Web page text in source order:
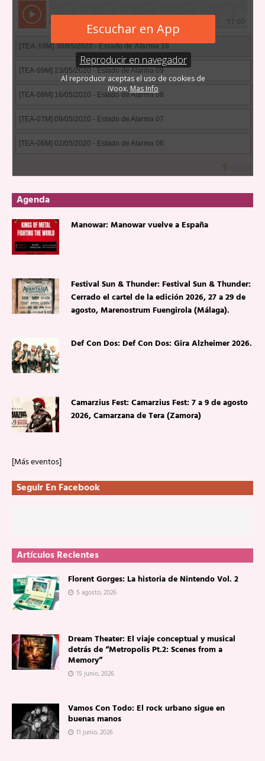
Agenda
Manowar: Manowar vuelve a España
Festival Sun & Thunder: Festival Sun & Thunder:
Cerrado el cartel de la edición 2026, 27 a 29 de
agosto, Marenostrum Fuengirola (Málaga).
Def Con Dos: Def Con Dos: Gira Alzheimer 2026.
Camarzius Fest: Camarzius Fest: 7 a 9 de agosto
2026, Camarzana de Tera (Zamora)
[Más eventos]
Seguir En Facebook
Artículos Recientes
Florent Gorges: La historia de Nintendo Vol. 2
5 agosto, 2026
Dream Theater: El viaje conceptual y musical
detrás de “Metropolis Pt.2: Scenes from a
Memory”
15 junio, 2026
Vamos Con Todo: El rock urbano sigue en
buenas manos
11 junio, 2026